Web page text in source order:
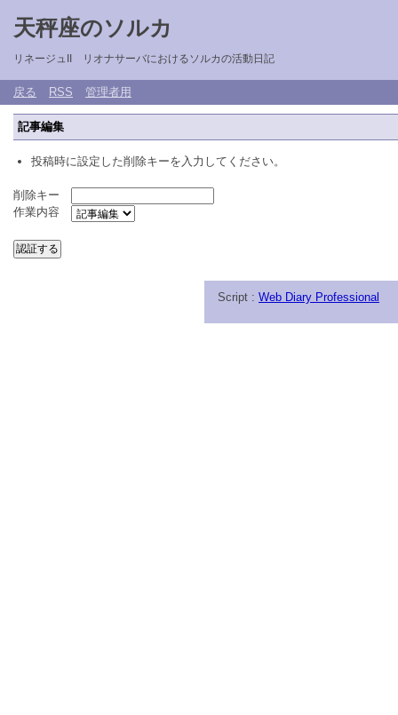
天秤座のソルカ
リネージュII リオナサーバにおけるソルカの活動日記
戻る RSS 管理者用
記事編集
投稿時に設定した削除キーを入力してください。
削除キー
作業内容
Script : Web Diary Professional